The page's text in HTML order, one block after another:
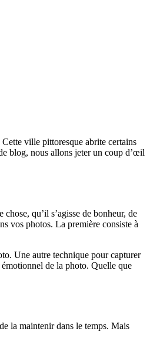
ville pittoresque abrite certains
blog, nous allons jeter un coup d’œil
qu’il s’agisse de bonheur, de
vos photos. La première consiste à
Une autre technique pour capturer
de la photo. Quelle que
la maintenir dans le temps. Mais